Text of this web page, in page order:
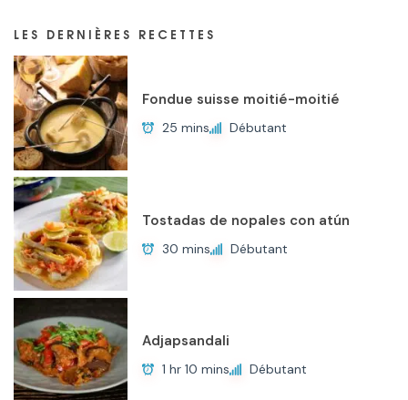
LES DERNIÈRES RECETTES
Fondue suisse moitié-moitié
25 mins Débutant
Tostadas de nopales con atún
30 mins Débutant
Adjapsandali
1 hr 10 mins Débutant